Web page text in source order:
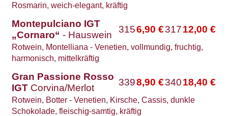
Rosmarin, weich-elegant, kräftig
Montepulciano IGT
„Cornaro“ - Hauswein
3156,90 €31712,00 €
Rotwein, Montelliana - Venetien, vollmundig, fruchtig,
harmonisch, mittelkräftig
Gran Passione Rosso
IGT Corvina/Merlot
3398,90 €34018,40 €
Rotwein, Botter - Venetien, Kirsche, Cassis, dunkle
Schokolade, fleischig-samtig, kräftig